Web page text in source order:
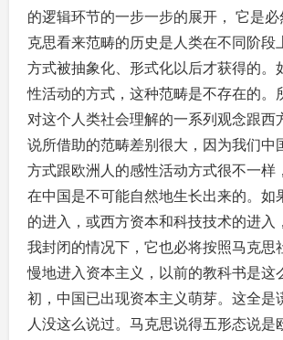
的逻辑环节的一步一步的展开， 它是
克思看来范畴的历史是人类在不同阶段
方式被抽象化、形式化以后才获得的。
性活动的方式，这种范畴是不存在的。
对这个人类社会理解的一系列观念跟西
说所借助的范畴差别很大，因为我们中
方式跟欧洲人的感性活动方式很不一样
在中国是不可能自然地生长出来的。如
的进入，或西方资本和科技技术的进入
我封闭的情况下，它也必将按照马克思
慢地进入资本主义，以前的教科书是这
初，中国已出现资本主义萌芽。这全是
人没这么说过。马克思说得五形态说是